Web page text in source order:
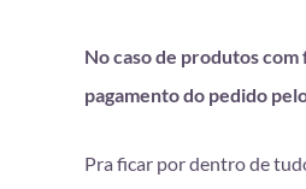
No caso de produtos
pagamento do pedido
Pra ficar por dentro de